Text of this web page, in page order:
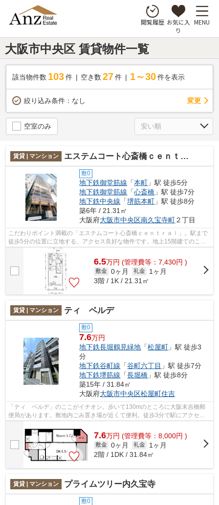
閲覧履歴 お気に入
り
MENU
大阪市中央区 賃貸物件一覧
該当物件数 103件 空き数 27 件 1～30 件を表示
絞り込み条件： なし 変更
空室のみ
賃貸 | マンション エステムコート心斎橋ｃｅｎｔｒａｌ
敷0
地下鉄御堂筋線 「本町 」駅 徒歩5分
地下鉄御堂筋線 「心斎橋 」駅 徒歩7分
地下鉄中央線 「堺筋本町 」駅 徒歩8分
築6年 / 21.31㎡
大阪府大阪市中央区南久宝寺町２丁目
こだわりポイント満載の「エステムコート心斎橋ｃｅｎｔｒａｌ」。駅まで
徒歩5分の位置に立地する、アクセス良好な物件です。地上15階建てのこの
物件なら景色もバッチリです。日常の行...
6.5万円 (管理費等：7,430円 )
敷金 0ヶ月 礼金
1ヶ月
3階 / 1K / 21.31㎡
賃貸 | マンション ティ ベルデ
敷0
7.6万円
地下鉄長堀鶴見緑地 「松屋町 」駅 徒歩3
分
地下鉄谷町線 「谷町六丁目 」駅 徒歩7分
地下鉄堺筋線 「長堀橋 」駅 徒歩8分
築15年 / 31.84㎡
大阪府大阪市中央区松屋町住吉
「ティ ベルデ」のここがイチオシ。歩いて130mのところに大阪末吉橋郵
便局があります。敷地内ごみ置き場が近くて便利。徒歩3分で駅にアクセス
7.6万円 (管理費等：8,000円 )
敷金 0ヶ月 礼金
1ヶ月
2階 / 1DK / 31.84㎡
賃貸 | マンション プライムツリー内久宝寺
敷0